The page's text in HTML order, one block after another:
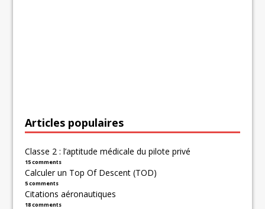
Articles populaires
Classe 2 : l’aptitude médicale du pilote privé
15 comments
Calculer un Top Of Descent (TOD)
5 comments
Citations aéronautiques
18 comments